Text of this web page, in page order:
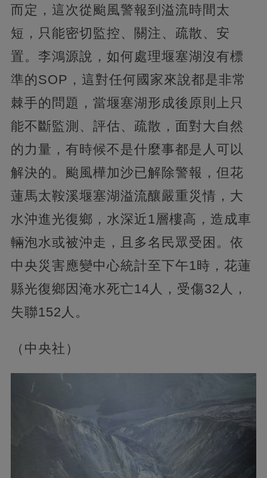
而定，這次從颱風警報到溢流時間太
短，只能密切監控、關注、疏散、安
置。李鴻源說，如何處理堰塞湖沒有標
準的SOP，這對任何國家來說都是非常
棘手的問題，當堰塞湖形成後原則上只
能不斷監測、評估、疏散，面對大自然
的力量，有時候不是什麼事都是人可以
解決的。颱風樺加沙已解除警報，但花
蓮馬太鞍溪堰塞湖溢流釀嚴重災情，大
水沖進光復鄉，水深近1層樓高，造成車
輛泡水或被沖走，且多名民眾受困。依
中央災害應變中心統計至下午1時，花蓮
縣光復鄉因淹水死亡14人，受傷32人，
失聯152人。
（中央社）